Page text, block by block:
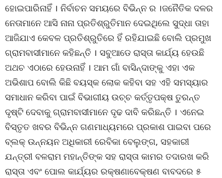
ହୋଇପାରିନାହିଁ । ନିର୍ବାଚନ ସମୟରେ ବିଭିନ୍ନ ର ।ଜନୈତିକ ଦଳର
ନେତାମାନେ ଆସି ନାନା ପ୍ରତିଶ୍ରୁତିମାନ ଦେଇଥିଲେ ସୁଦ୍ଧା ତାହା
ଆଜିଯାଏ କେବଳ ପ୍ରତିଶ୍ରୁତିରେ ହିଁ ରହିଯାଇଛି ବୋଲି ପ୍ରମୁଖ
ଗ୍ରାମବାସୀମାନେ କହିଛନ୍ତି । ସବୁଆଡେ ରାସ୍ତା କାର୍ଯ୍ୟ ହେଉଛି
ଅଥଚ ଏଠାରେ ହେଉନାହିଁ । ଆମ ଗାଁ ବାସିନ୍ଦାଙ୍କୁ ଏହା ଏକ
ଅଭିଶାପ ବୋଲି କିଛି ବୟସ୍କ ଲୋକ କହିବା ସହ ଏହି ସମସ୍ୟାର
ସମାଧାନ କରିବା ପାଇଁ ବିଭାଗୀୟ ଉଚ୍ଚ କର୍ତ୍ତୃପକ୍ଷ ତୁରନ୍ତ
ଦୃଷ୍ଟି ଦେବାକୁ ଗ୍ରାମବାସୀମାନେ ଦୃଢ ଦାବି କରିଛନ୍ତି । ଏନେଇ
ବିସ୍ତୃତ ଖବର ବିଭିନ୍ନ ଗଣମାଧ୍ୟମରେ ପ୍ରକାଶ ପାଇବା ପରେ
ବ୍ଲକ୍ ଉନ୍ନୟନ ଅଧିକାରୀ ରେବିକା ବେଲୁଙ୍ଗ, ସହକାରୀ
ଯନ୍ତ୍ରୀ ବଳରାମ ମହାନ୍ତିଙ୍କ ସହ ରାସ୍ତା କାମର ତଦାରଖ କରି
ରାସ୍ତା ଏବଂ ପୋଲ କାର୍ଯ୍ୟର ରକ୍ଷଣାବେକ୍ଷଣ ବାବଦରେ ୫